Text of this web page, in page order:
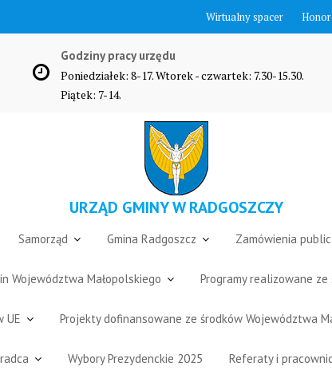
Wirtualny spacer
Godziny pracy urzędu
Poniedziałek: 8-17. Wtorek - czwartek: 7.30-15.30.
Piątek: 7-14.
URZĄD GMINY W RADGOSZCZY
Samorząd Gmina Radgoszcz Zamówienia
Województwa Małopolskiego Programy realizowane
UE Projekty dofinansowane ze środków Województwa
Wybory Prezydenckie 2025 Referaty i